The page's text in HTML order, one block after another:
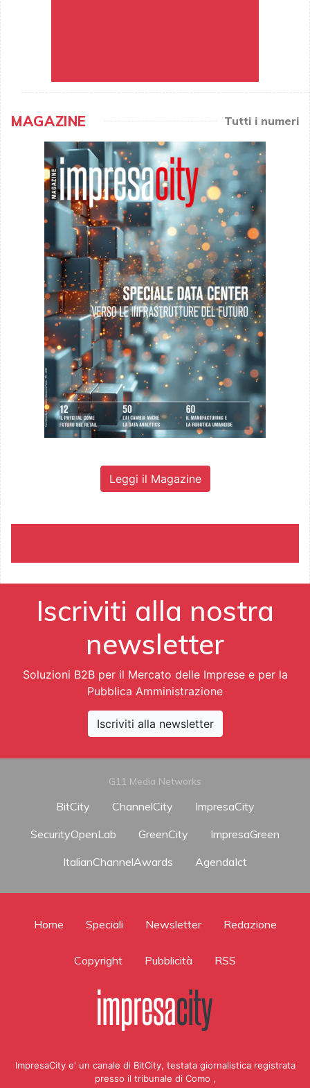
MAGAZINE Tutti i numeri
Leggi il Magazine
Iscriviti alla nostra
newsletter
Soluzioni B2B per il Mercato delle Imprese e per la
Pubblica Amministrazione
Iscriviti alla newsletter
G11 Media Networks
BitCity ChannelCity
ImpresaCity
SecurityOpenLab
GreenCity
ImpresaGreen
ItalianChannelAwards
AgendaIct
Home Speciali Newsletter Redazione
Copyright Pubblicità RSS
ImpresaCity e' un canale di BitCity, testata giornalistica registrata
presso il tribunale di Como ,